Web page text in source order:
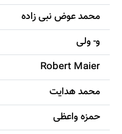
محمد عوض نبی زاده
و- ولی
Robert Maier
محمد هدایت
حمزه واعظی